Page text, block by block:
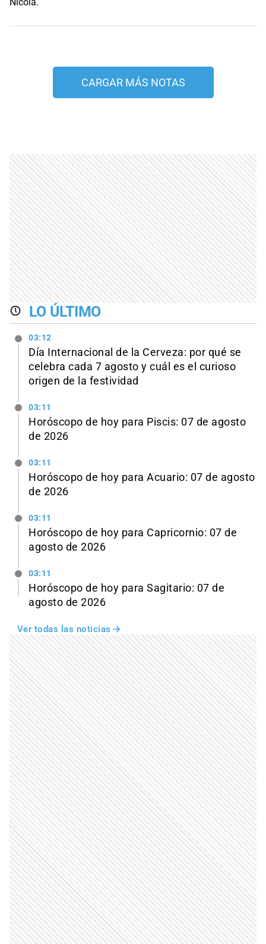
CARGAR MÁS NOTAS
LO ÚLTIMO
03:12
Día Internacional de la Cerveza: por qué se
celebra cada 7 agosto y cuál es el curioso
origen de la festividad
03:11
Horóscopo de hoy para Piscis: 07 de agosto
de 2026
03:11
Horóscopo de hoy para Acuario: 07 de agosto
de 2026
03:11
Horóscopo de hoy para Capricornio: 07 de
agosto de 2026
03:11
Horóscopo de hoy para Sagitario: 07 de
agosto de 2026
Ver todas las noticias